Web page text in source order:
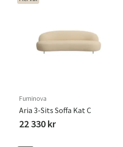
Furninova
Aria 3-Sits Soffa Kat C
22 330 kr